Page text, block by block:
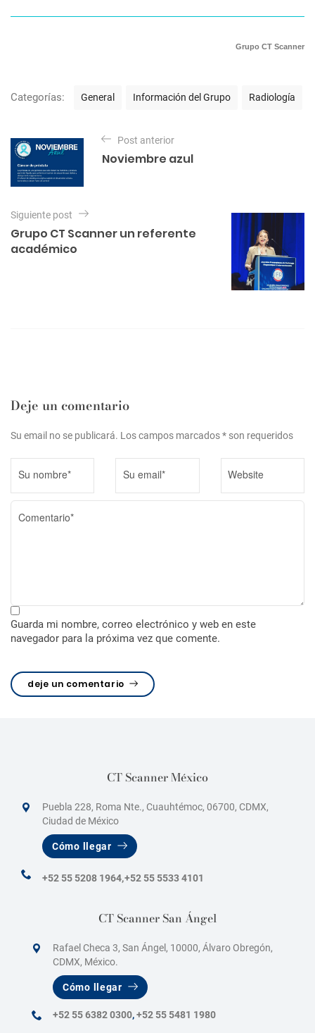
Grupo CT Scanner
Categorías:
g
r
í
General Información del Grupo Radiología
a
v
e
g
a
c
n
t
r
a
d
a
Post anterior
Noviembre azul
Siguiente post
Grupo CT Scanner un referente
académico
Deje un comentario
Su email no se publicará. Los campos marcados * son requeridos
Guarda mi nombre, correo electrónico y web en este
navegador para la próxima vez que comente.
deje un comentario
CT Scanner México
Puebla 228, Roma Nte., Cuauhtémoc, 06700, CDMX,
Ciudad de México
Cómo llegar
+52 55 5208 1964,+52 55 5533 4101
CT Scanner San Ángel
Rafael Checa 3, San Ángel, 10000, Álvaro Obregón,
CDMX, México.
Cómo llegar
+52 55 6382 0300,+52 55 5481 1980